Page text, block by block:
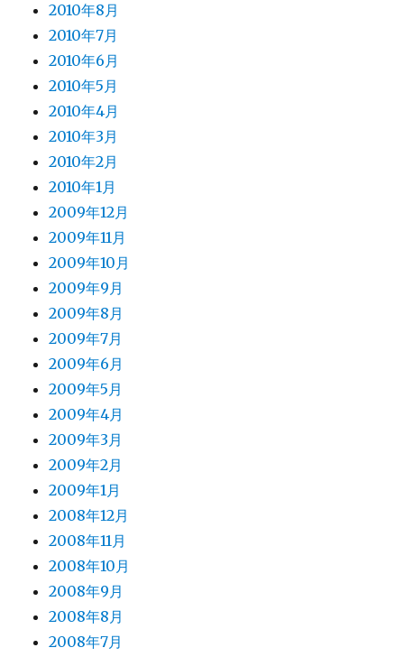
2010年8月
2010年7月
2010年6月
2010年5月
2010年4月
2010年3月
2010年2月
2010年1月
2009年12月
2009年11月
2009年10月
2009年9月
2009年8月
2009年7月
2009年6月
2009年5月
2009年4月
2009年3月
2009年2月
2009年1月
2008年12月
2008年11月
2008年10月
2008年9月
2008年8月
2008年7月